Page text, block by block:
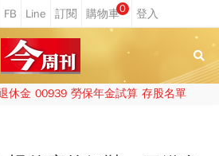
0
休金 00939 勞保年金試算 存股名單